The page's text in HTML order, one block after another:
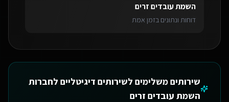
השמת עובדים זרים
דוחות ונתונים בזמן אמת
שירותים משלימים לשירותים דיגיטליים לחברות
השמת עובדים זרים